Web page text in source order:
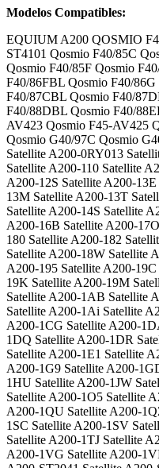
Modelos Compatibles:
EQUIUM A200 QOSMIO
ST4101 Qosmio F40/85C
Qosmio F40/85F Qosmio
F40/86FBL Qosmio F40/
F40/87CBL Qosmio F40/
F40/88DBL Qosmio F40/
AV423 Qosmio F45-AV425
Qosmio G40/97C Qosmio
Satellite A200-0RY013
Satellite A200-110 Satellite
A200-12S Satellite A200-
13M Satellite A200-13T
Satellite A200-14S Satellite
A200-16B Satellite A200-
180 Satellite A200-182
Satellite A200-18W Satellite
A200-195 Satellite A200-
19K Satellite A200-19M
Satellite A200-1AB Satellite
Satellite A200-1Ai Satellite
A200-1CG Satellite A200-
1DQ Satellite A200-1DR
Satellite A200-1E1 Satellite
A200-1G9 Satellite A200-
1HU Satellite A200-1JW
Satellite A200-1O5 Satellite
A200-1QU Satellite A200-
1SC Satellite A200-1SV
Satellite A200-1TJ Satellite
A200-1VG Satellite A200-